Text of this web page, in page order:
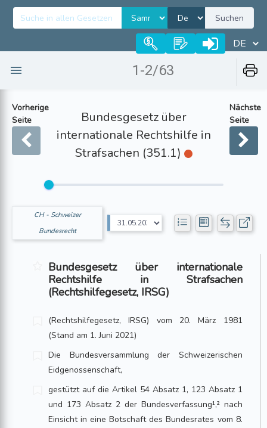
Suchen
1-2/63
Vorherige
Seite
Bundesgesetz über
internationale Rechtshilfe in
Strafsachen (351.1)
Nächste
Seite
CH - Schweizer
Bundesrecht
Bundesgesetz über internationale
Rechtshilfe in Strafsachen
(Rechtshilfegesetz, IRSG)
(Rechtshilfegesetz, IRSG) vom 20. März 1981
(Stand am 1. Juni 2021)
Die Bundesversammlung der Schweizerischen
Eidgenossenschaft,
gestützt auf die Artikel 54 Absatz 1, 123 Absatz 1
und 173 Absatz 2 der Bundesverfassung¹,² nach
Einsicht in eine Botschaft des Bundesrates vom 8.